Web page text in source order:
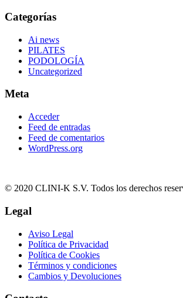
Categorías
Ai news
PILATES
PODOLOGÍA
Uncategorized
Meta
Acceder
Feed de entradas
Feed de comentarios
WordPress.org
© 2020 CLINI-K S.V. Todos los derechos
Legal
Aviso Legal
Política de Privacidad
Política de Cookies
Términos y condiciones
Cambios y Devoluciones